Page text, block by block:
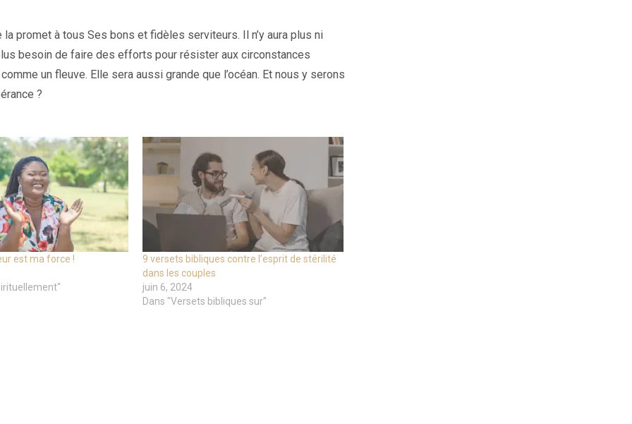
promet à tous Ses bons et fidèles serviteurs. Il n’y aura plus ni
besoin de faire des efforts pour résister aux circonstances
un fleuve. Elle sera aussi grande que l’océan. Et nous y serons
?
est ma force !
9 versets bibliques contre l’esprit de stérilité
dans les couples
juin 6, 2024
Dans "Versets bibliques sur"